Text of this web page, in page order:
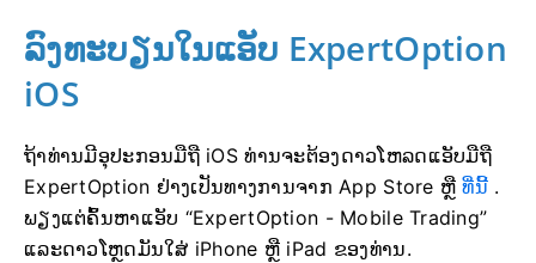
ລົງທະບຽນໃນແອັບ ExpertOption
iOS
ຖ້າທ່ານມີອຸປະກອນມືຖື iOS ທ່ານຈະຕ້ອງດາວໂຫລດແອັບມືຖື
ExpertOption ຢ່າງເປັນທາງການຈາກ App Store ຫຼືທີ່ນີ້ .
ພຽງແຕ່ຄົ້ນຫາແອັບ “ExpertOption - Mobile Trading”
ແລະດາວໂຫຼດມັນໃສ່ iPhone ຫຼື iPad ຂອງທ່ານ.